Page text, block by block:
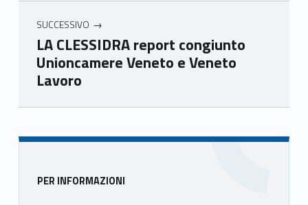
SUCCESSIVO
LA CLESSIDRA report congiunto
Unioncamere Veneto e Veneto
Lavoro
Skip back to main navigation
Sidebar
PER INFORMAZIONI